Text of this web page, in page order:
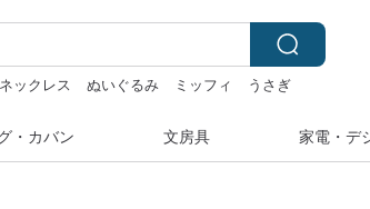
ックレス ぬいぐるみ ミッフィ
うさぎ
・カバン 文房具 家電・デ